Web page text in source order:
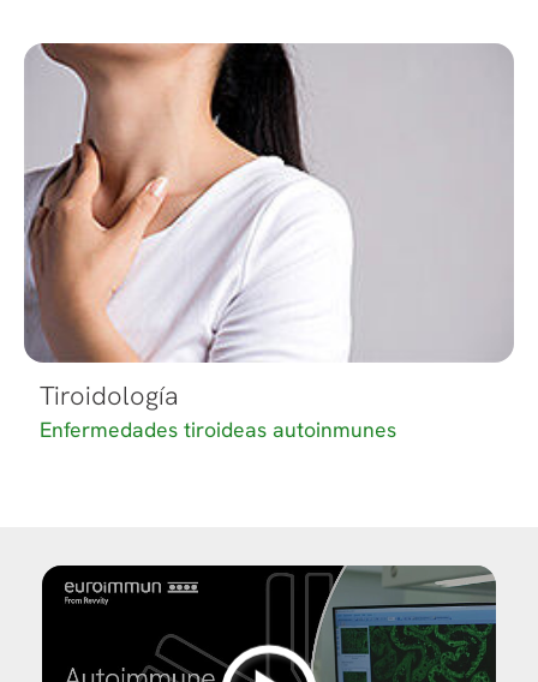
Tiroidología
Enfermedades tiroideas autoinmunes